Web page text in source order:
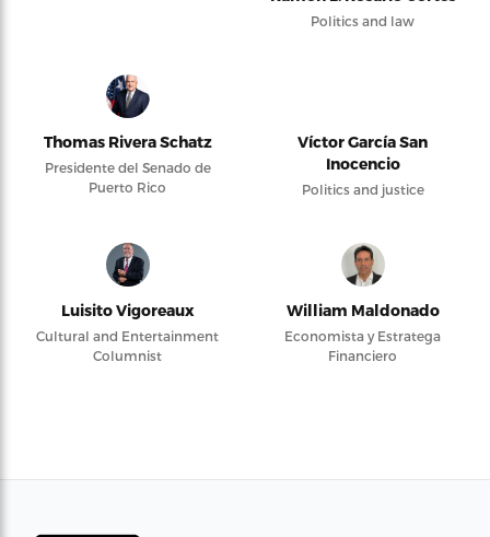
Politics and law
Thomas Rivera Schatz
Presidente del Senado de
Puerto Rico
Víctor García San
Inocencio
Politics and justice
Luisito Vigoreaux
Cultural and Entertainment
Columnist
William Maldonado
Economista y Estratega
Financiero